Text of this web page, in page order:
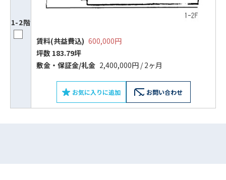
1-2階
賃料(共益費込) 600,000円
坪数 183.79坪
敷⾦‧保証⾦/礼⾦ 2,400,000円 / 2ヶ月
お気に入りに追加 お問い合わせ
ビルコード：172272
をお伝えいただくと
スムーズにご案内できます